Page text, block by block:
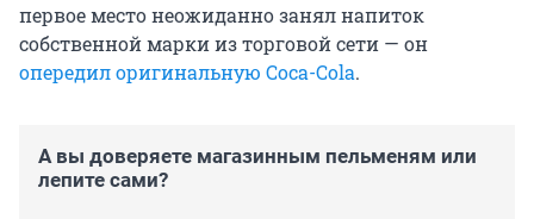
первое место неожиданно занял напиток
собственной марки из торговой сети — он
опередил оригинальную Coca-Cola.
А вы доверяете магазинным пельменям или
лепите сами?